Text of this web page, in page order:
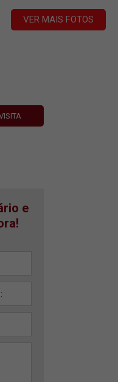
VER MAIS FOTOS
e